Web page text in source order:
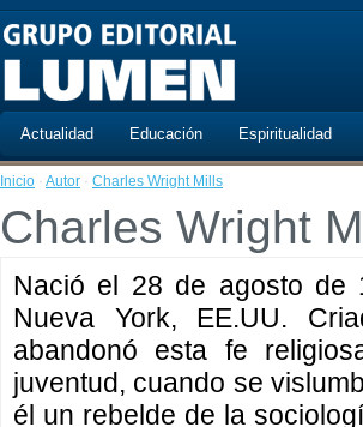
Actualidad Educación Espiritualidad
Inicio · Autor · Charles Wright Mills
Charles Wright
Nació el 28 de agosto
Nueva York, EE.UU.
abandonó esta fe
juventud, cuando se
él un rebelde de la